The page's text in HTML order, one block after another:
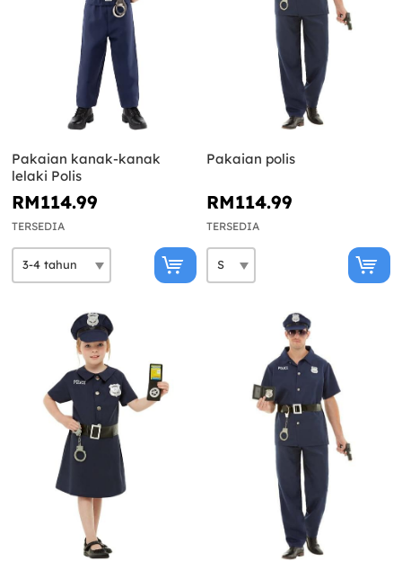
Pakaian kanak-kanak
lelaki Polis
RM114.99
TERSEDIA
Pakaian polis
RM114.99
TERSEDIA